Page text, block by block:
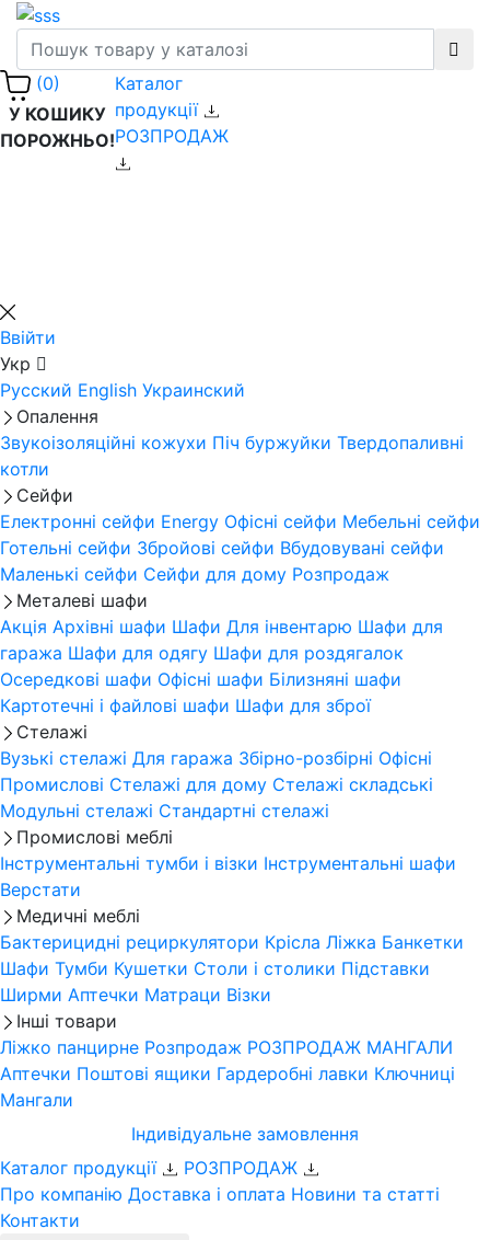
(0)
У КОШИКУ
ПОРОЖНЬО!
Каталог
продукції
РОЗПРОДАЖ
Ввійти
Укр
Русский English Украинский
Опалення
Звукоізоляційні кожухи Піч буржуйки Твердопаливні
котли
Сейфи
Електронні сейфи Energy Офісні сейфи Мебельні сейфи
Готельні сейфи Збройові сейфи Вбудовувані сейфи
Маленькі сейфи Сейфи для дому Розпродаж
Металеві шафи
Акція Архівні шафи Шафи Для інвентарю Шафи для
гаража Шафи для одягу Шафи для роздягалок
Осередкові шафи Офісні шафи Білизняні шафи
Картотечні і файлові шафи Шафи для зброї
Стелажі
Вузькі стелажі Для гаража Збірно-розбірні Офісні
Промислові Стелажі для дому Стелажі складські
Модульні стелажі Стандартні стелажі
Промислові меблі
Інструментальні тумби і візки Інструментальні шафи
Верстати
Медичні меблі
Бактерицидні рециркулятори Крісла Ліжка Банкетки
Шафи Тумби Кушетки Столи і столики Підставки
Ширми Аптечки Матраци Візки
Інші товари
Ліжко панцирне Розпродаж РОЗПРОДАЖ МАНГАЛИ
Аптечки Поштові ящики Гардеробні лавки Ключниці
Мангали
Індивідуальне замовлення
Каталог продукції
РОЗПРОДАЖ
Про компанію Доставка і оплата Новини та статті
Контакти